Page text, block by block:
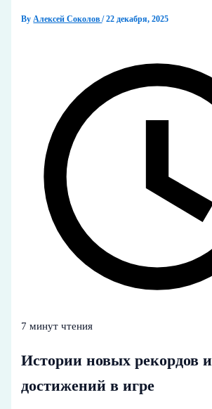
ByАлексей Соколов/22 декабря, 2025
7 минут чтения
Истории новых рекордов и
достижений в игре